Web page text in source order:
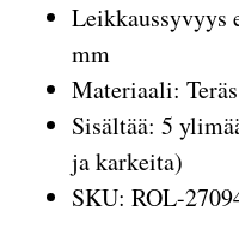
Leikkaussyvyys
mm
Materiaali:
Sisältää: 5
ja karkeita)
SKU: ROL-